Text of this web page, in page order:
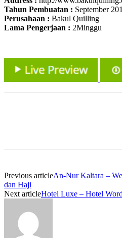
Tahun Pembuatan : September
Perusahaan : Bakul Quilling
Lama Pengerjaan : 2Minggu
Previous articleAn-Nur Kaltara –
dan Haji
Next articleHotel Luxe – Hotel